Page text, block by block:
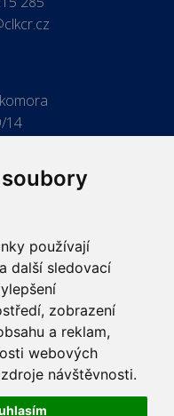
používají
další sledovací
zobrazení
a reklam,
webových
návštěvnosti.
14